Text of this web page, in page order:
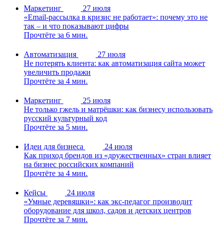
Маркетинг
27 июля
«Email-рассылка в кризис не работает»: почему это не
так – и что показывают цифры
Прочтёте за 6 мин.
Автоматизация
27 июля
Не потерять клиента: как автоматизация сайта может
увеличить продажи
Прочтёте за 4 мин.
Маркетинг
25 июля
Не только гжель и матрёшки: как бизнесу использовать
русский культурный код
Прочтёте за 5 мин.
Идеи для бизнеса
24 июля
Как приход брендов из «дружественных» стран влияет
на бизнес российских компаний
Прочтёте за 4 мин.
Кейсы
24 июля
«Умные деревяшки»: как экс-педагог производит
оборудование для школ, садов и детских центров
Прочтёте за 7 мин.